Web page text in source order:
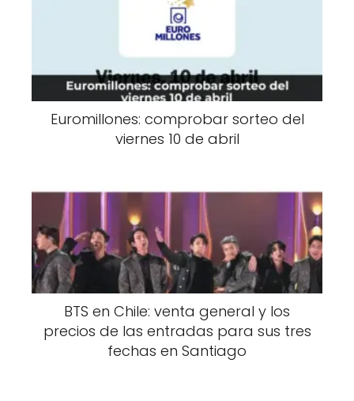
Euromillones: comprobar sorteo del
viernes 10 de abril
BTS en Chile: venta general y los
precios de las entradas para sus tres
fechas en Santiago